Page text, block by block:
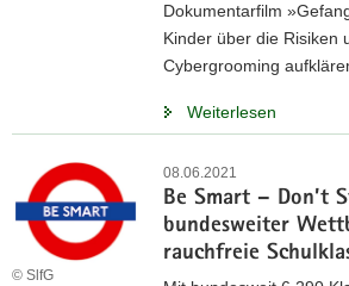
Dokumentarfilm
Kinder über die Risiken
Cybergrooming
Weiterlesen
08.06.2021
Be Smart – Don’t
bundesweiter
rauchfreie
© SlfG